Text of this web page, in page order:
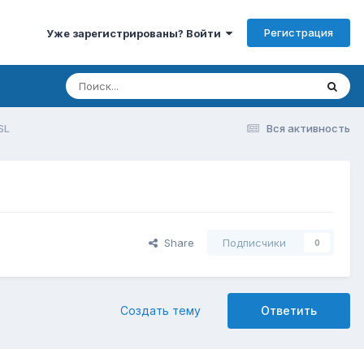
Уже зарегистрированы? Войти Регистрация
Вся активность
Share Подписчики 0
Ответить
Создать тему